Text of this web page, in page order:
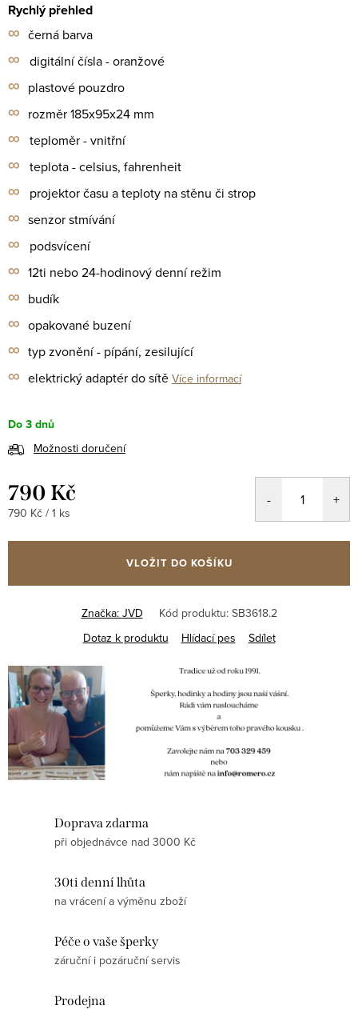
Rychlý přehled
∞ černá barva
∞ digitální čísla - oranžové
∞ plastové pouzdro
∞ rozměr 185x95x24 mm
∞ teploměr - vnitřní
∞ teplota - celsius, fahrenheit
∞ projektor času a teploty na stěnu či strop
∞ senzor stmívání
∞ podsvícení
∞ 12ti nebo 24-hodinový denní režim
∞ budík
∞ opakované buzení
∞ typ zvonění - pípání, zesilující
∞ elektrický adaptér do sítě Více informací
Do 3 dnů
Možnosti doručení
790 Kč
Měrná
790 Kč / 1 ks
VLOŽIT DO KOŠÍKU
Značka: JVD Kód produktu: SB3618.2
Dotaz k produktu
Hlídací pes Sdílet
Doprava zdarma
při objednávce nad 3000 Kč
30ti denní lhůta
na vrácení a výměnu zboží
Péče o vaše šperky
záruční i pozáruční servis
Prodejna